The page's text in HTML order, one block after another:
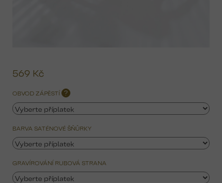
569 Kč
OBVOD ZÁPĚSTÍ ?
BARVA SATÉNOVÉ ŠŇŮRKY
GRAVÍROVÁNÍ RUBOVÁ STRANA